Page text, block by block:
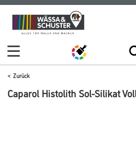
Zum
Inhalt
Zum
Navigationsmenü
Zurück
Caparol Histolith Sol-Silikat